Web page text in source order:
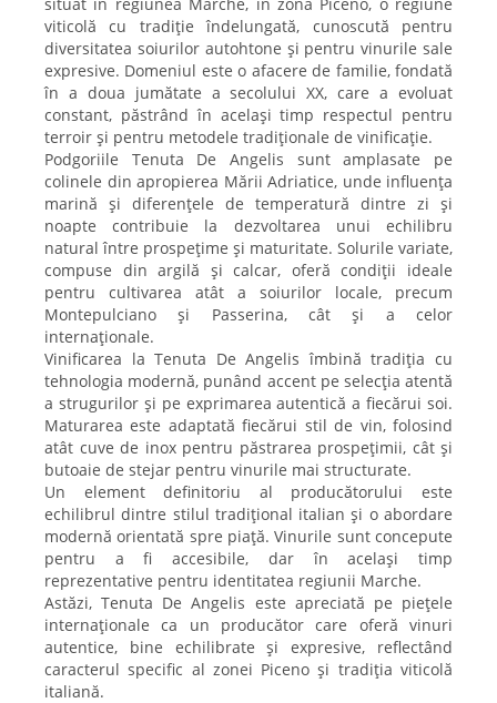
viticolă cu tradiție îndelungată, cunoscută pentru
diversitatea soiurilor autohtone și pentru vinurile sale
expresive. Domeniul este o afacere de familie, fondată
în a doua jumătate a secolului XX, care a evoluat
constant, păstrând în același timp respectul pentru
terroir și pentru metodele tradiționale de vinificație.
Podgoriile Tenuta De Angelis sunt amplasate pe
colinele din apropierea Mării Adriatice, unde influența
marină și diferențele de temperatură dintre zi și
noapte contribuie la dezvoltarea unui echilibru
natural între prospețime și maturitate. Solurile variate,
compuse din argilă și calcar, oferă condiții ideale
pentru cultivarea atât a soiurilor locale, precum
Montepulciano și Passerina, cât și a celor
internaționale.
Vinificarea la Tenuta De Angelis îmbină tradiția cu
tehnologia modernă, punând accent pe selecția atentă
a strugurilor și pe exprimarea autentică a fiecărui soi.
Maturarea este adaptată fiecărui stil de vin, folosind
atât cuve de inox pentru păstrarea prospețimii, cât și
butoaie de stejar pentru vinurile mai structurate.
Un element definitoriu al producătorului este
echilibrul dintre stilul tradițional italian și o abordare
modernă orientată spre piață. Vinurile sunt concepute
pentru a fi accesibile, dar în același timp
reprezentative pentru identitatea regiunii Marche.
Astăzi, Tenuta De Angelis este apreciată pe piețele
internaționale ca un producător care oferă vinuri
autentice, bine echilibrate și expresive, reflectând
caracterul specific al zonei Piceno și tradiția viticolă
italiană.